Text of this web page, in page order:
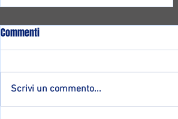
Commenti
Scrivi un commento...